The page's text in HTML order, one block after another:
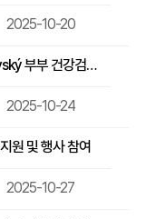
2025-10-20
부부 건강검…
2025-10-24
원 및 행사 참여
2025-10-27